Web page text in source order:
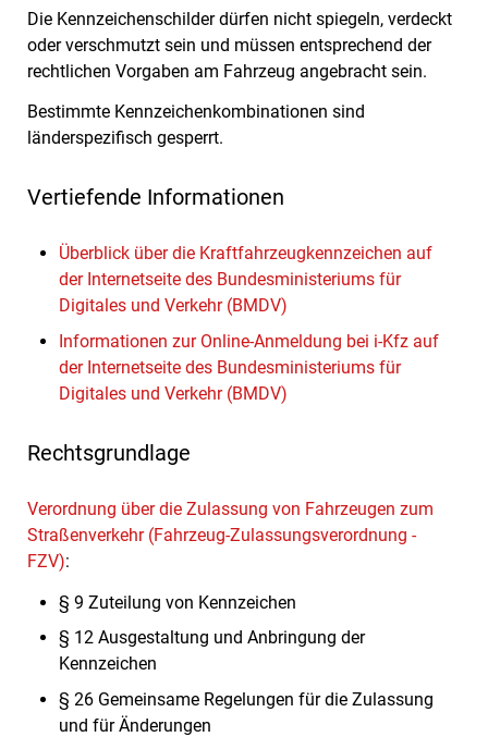
Die Kennzeichenschilder dürfen nicht spiegeln, verdeckt
oder verschmutzt sein und müssen entsprechend der
rechtlichen Vorgaben am Fahrzeug angebracht sein.
Bestimmte Kennzeichenkombinationen sind
länderspezifisch gesperrt.
Vertiefende Informationen
Überblick über die Kraftfahrzeugkennzeichen auf
der Internetseite des Bundesministeriums für
Digitales und Verkehr (BMDV)
Informationen zur Online-Anmeldung bei i-Kfz auf
der Internetseite des Bundesministeriums für
Digitales und Verkehr (BMDV)
Rechtsgrundlage
Verordnung über die Zulassung von Fahrzeugen zum
Straßenverkehr (Fahrzeug-Zulassungsverordnung -
FZV):
§ 9 Zuteilung von Kennzeichen
§ 12 Ausgestaltung und Anbringung der
Kennzeichen
§ 26 Gemeinsame Regelungen für die Zulassung
und für Änderungen